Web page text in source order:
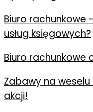
Biuro rachunkowe
usług księgowych?
Biuro rachunkowe
Zabawy na
akcji!